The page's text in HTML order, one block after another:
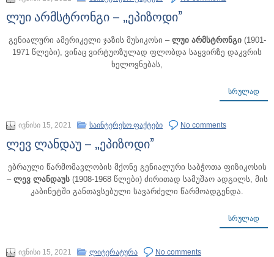
ლუი არმსტრონგი – „ეპიზოდი”
გენიალური ამერიკელი ჯაზის მუსიკოსი – ლუი არმსტრონგი(1901-
1971 წლები), ვინაც ვირტუოზულად ფლობდა საყვირზე დაკვრის
ხელოვნებას,
ᲡᲠᲣᲚᲐᲓ
ივნისი 15, 2021 საინტერესო ფაქტები No comments
ლევ ლანდაუ – „ეპიზოდი”
ებრაული წარმომავლობის მქონე გენიალური საბჭოთა ფიზიკოსის
– ლევ ლანდაუს(1908-1968 წლები) ძირითად სამუშაო ადგილს, მის
კაბინეტში განთავსებული სავარძელი წარმოადგენდა.
ᲡᲠᲣᲚᲐᲓ
ივნისი 15, 2021 ლიტერატურა No comments